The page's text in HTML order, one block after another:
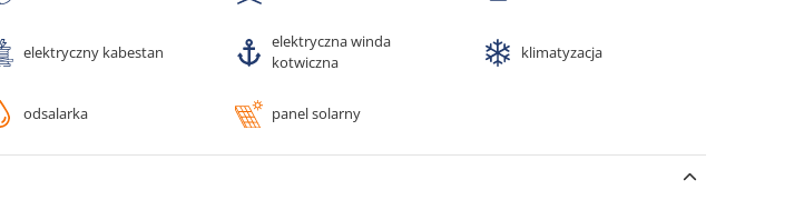
elektryczny kabestan
elektryczna winda
kotwiczna
klimatyzacja
odsalarka panel solarny